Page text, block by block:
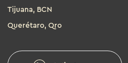
Tijuana, BCN
Querétaro, Qro